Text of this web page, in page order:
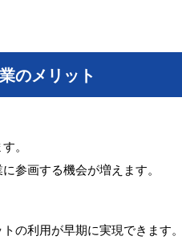
のメリット
。
参画する機会が増えます。
の利用が早期に実現できます。